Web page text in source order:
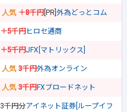
＋8千円 [PR] 外為どっとコム
＋5千円ヒロセ通商
＋5千円JFX[マトリックス]
3千円外為オンライン
3千円FXブロードネット
3千円分アイネット証券[ループイフ